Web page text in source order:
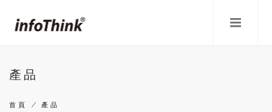
產品
首頁 / 產品